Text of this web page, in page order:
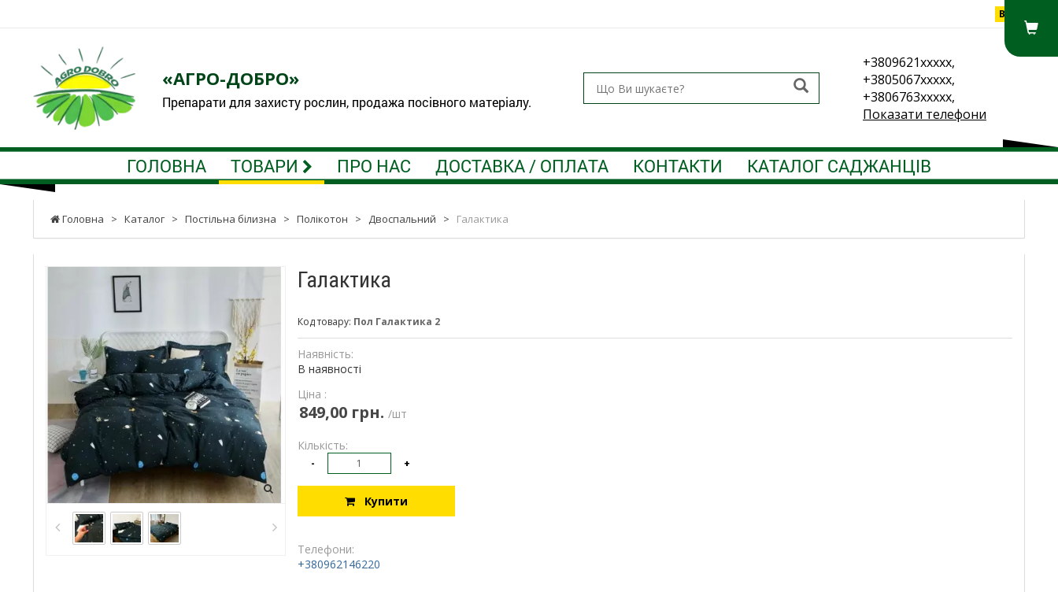
Вхід
«АГРО-ДОБРО»
Препарати для захисту рослин, продажа посівного матеріалу.
+3809621xxxxx,
+3805067xxxxx,
+3806763xxxxx,
Показати телефони
ГОЛОВНА ТОВАРИ ПРО НАС ДОСТАВКА / ОПЛАТА КОНТАКТИ КАТАЛОГ САДЖАНЦІВ
Головна > Каталог > Постільна білизна > Полікотон > Двоспальний > Галактика
Галактика
Код товару: Пол Галактика 2
Наявність:
В наявності
Ціна :
849,00 грн. /шт
Кількість:
- +
Купити
Телефони:
+380962146220